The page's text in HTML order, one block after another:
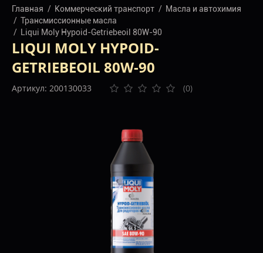
Главная Коммерческий транспорт
Масла и автохимия
Трансмиссионные масла
Liqui Moly Hypoid-Getriebeoil 80W-90
LIQUI MOLY HYPOID-
GETRIEBEOIL 80W-90
Артикул: 200130033 (0)